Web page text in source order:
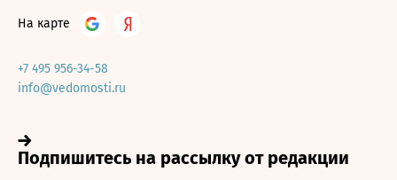
На карте
+7 495 956-34-58
info@vedomosti.ru